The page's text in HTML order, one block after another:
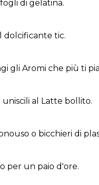
di gelatina.
dolcificante tic.
gli Aromi che più ti
uniscili al Latte bollito.
o bicchieri di
per un paio d'ore.